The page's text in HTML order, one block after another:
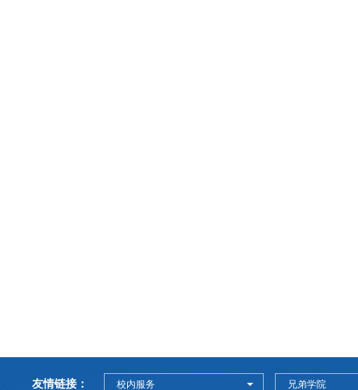
友情链接： 校内服务 兄弟学院